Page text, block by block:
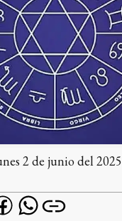
2 de junio del 2025